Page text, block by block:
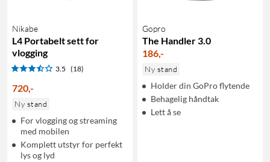
Nikabe
L4 Portabelt sett for
vlogging
3.5 (18)
720,-
Ny stand
For vlogging og streaming
med mobilen
Komplett utstyr for perfekt
lys og lyd
Gopro
The Handler 3.0
186,-
Ny stand
Holder din GoPro flytende
Behagelig håndtak
Lett å se